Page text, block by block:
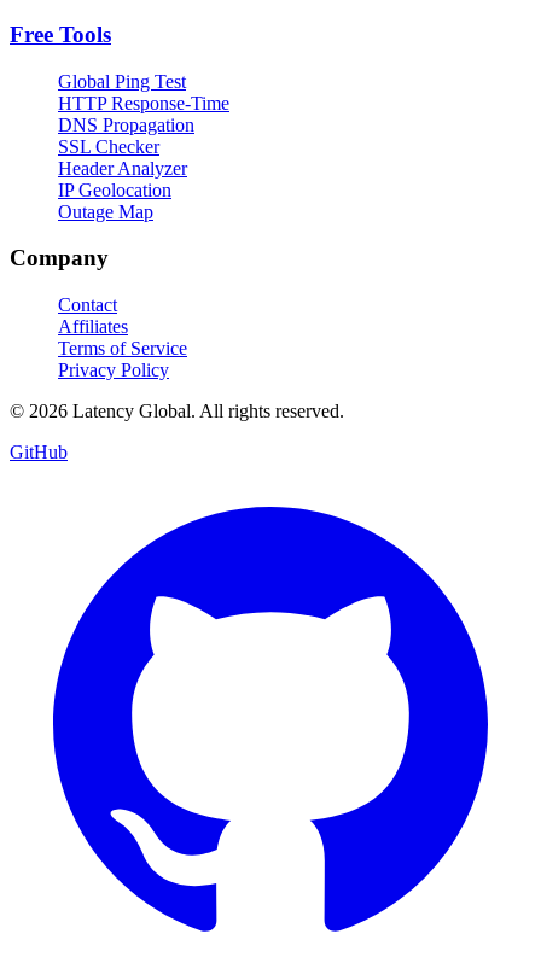
Free Tools
Global Ping Test
HTTP Response-Time
DNS Propagation
SSL Checker
Header Analyzer
IP Geolocation
Outage Map
Company
Contact
Affiliates
Terms of Service
Privacy Policy
© 2026 Latency Global. All rights reserved.
GitHub